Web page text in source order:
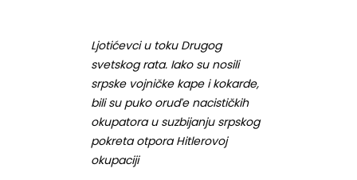
Ljotićevci u toku Drugog
svetskog rata. Iako su nosili
srpske vojničke kape i kokarde,
bili su puko oruďe nacističkih
okupatora u suzbijanju srpskog
pokreta otpora Hitlerovoj
okupaciji